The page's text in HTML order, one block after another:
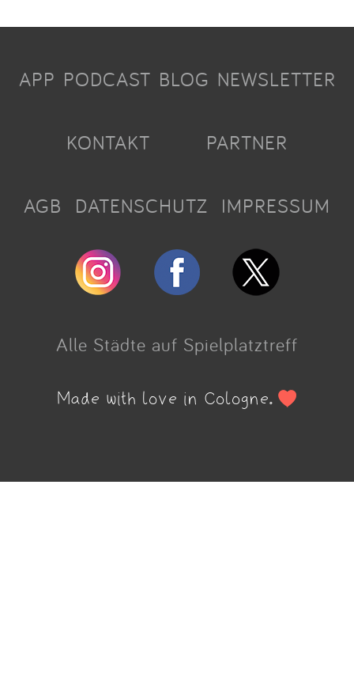
APP PODCAST BLOG NEWSLETTER
KONTAKT PARTNER
AGB DATENSCHUTZ IMPRESSUM
Alle Städte auf Spielplatztreff
Made with love in Cologne.